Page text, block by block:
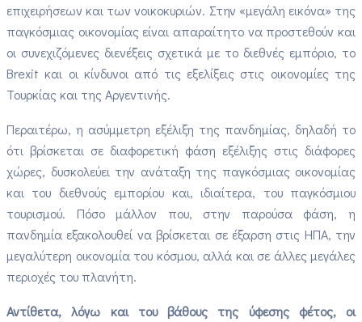
επιχειρήσεων και των νοικοκυριών. Στην «μεγάλη εικόνα» της
παγκόσμιας οικονομίας είναι απαραίτητο να προστεθούν και
οι συνεχιζόμενες διενέξεις σχετικά με το διεθνές εμπόριο, το
Brexit και οι κίνδυνοι από τις εξελίξεις στις οικονομίες της
Τουρκίας και της Αργεντινής.
Περαιτέρω, η ασύμμετρη εξέλιξη της πανδημίας, δηλαδή το
ότι βρίσκεται σε διαφορετική φάση εξέλιξης στις διάφορες
χώρες, δυσκολεύει την ανάταξη της παγκόσμιας οικονομίας
και του διεθνούς εμπορίου και, ιδιαίτερα, του παγκόσμιου
τουρισμού. Πόσο μάλλον που, στην παρούσα φάση, η
πανδημία εξακολουθεί να βρίσκεται σε έξαρση στις ΗΠΑ, την
μεγαλύτερη οικονομία του κόσμου, αλλά και σε άλλες μεγάλες
περιοχές του πλανήτη.
Αντίθετα, λόγω και του βάθους της ύφεσης φέτος, οι